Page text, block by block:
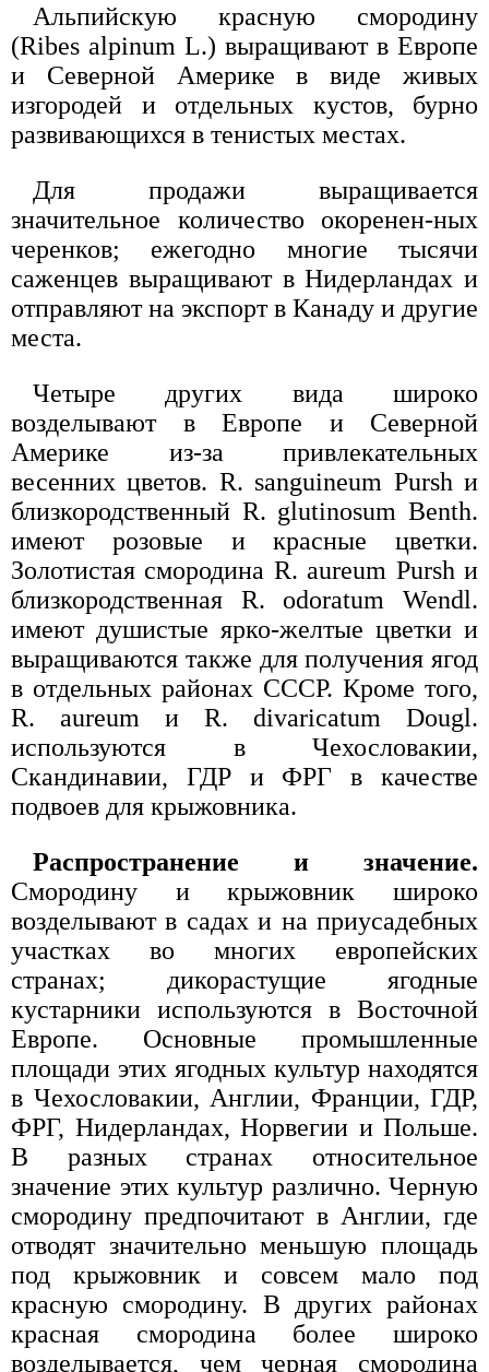
Альпийскую красную смородину
(Ribes alpinum L.) выращивают в Европе
и Северной Америке в виде живых
изгородей и отдельных кустов, бурно
развивающихся в тенистых местах.
Для продажи выращивается
значительное количество окоренен-ных
черенков; ежегодно многие тысячи
саженцев выращивают в Нидерландах и
отправляют на экспорт в Канаду и другие
места.
Четыре других вида широко
возделывают в Европе и Северной
Америке из-за привлекательных
весенних цветов. R. sanguineum Pursh и
близкородственный R. glutinosum Benth.
имеют розовые и красные цветки.
Золотистая смородина R. aureum Pursh и
близкородственная R. odoratum Wendl.
имеют душистые ярко-желтые цветки и
выращиваются также для получения ягод
в отдельных районах СССР. Кроме того,
R. aureum и R. divaricatum Dougl.
используются в Чехословакии,
Скандинавии, ГДР и ФРГ в качестве
подвоев для крыжовника.
Распространение и значение.
Смородину и крыжовник широко
возделывают в садах и на приусадебных
участках во многих европейских
странах; дикорастущие ягодные
кустарники используются в Восточной
Европе. Основные промышленные
площади этих ягодных культур находятся
в Чехословакии, Англии, Франции, ГДР,
ФРГ, Нидерландах, Норвегии и Польше.
В разных странах относительное
значение этих культур различно. Черную
смородину предпочитают в Англии, где
отводят значительно меньшую площадь
под крыжовник и совсем мало под
красную смородину. В других районах
красная смородина более широко
возделывается, чем черная смородина